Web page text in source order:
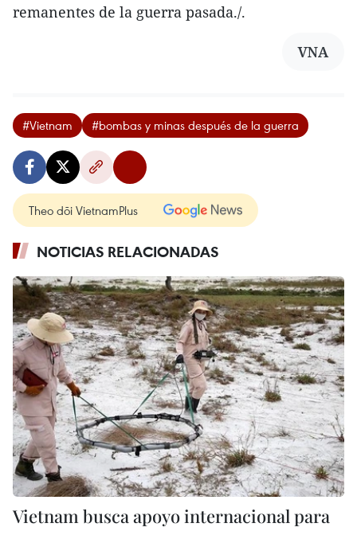
remanentes de la guerra pasada./.
VNA
#Vietnam #bombas y minas después de la guerra
Theo dõi VietnamPlus
NOTICIAS RELACIONADAS
Vietnam busca apoyo internacional para